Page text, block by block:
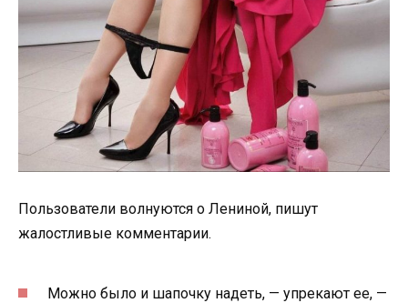
Пользователи волнуются о Лениной, пишут
жалостливые комментарии.
Можно было и шапочку надеть, — упрекают ее, —